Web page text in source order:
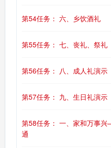
第54任务： 六、乡饮酒礼
第55任务： 七、丧礼、祭礼
第56任务： 八、成人礼演示
第57任务： 九、生日礼演示
第58任务： 一、家和万事
通